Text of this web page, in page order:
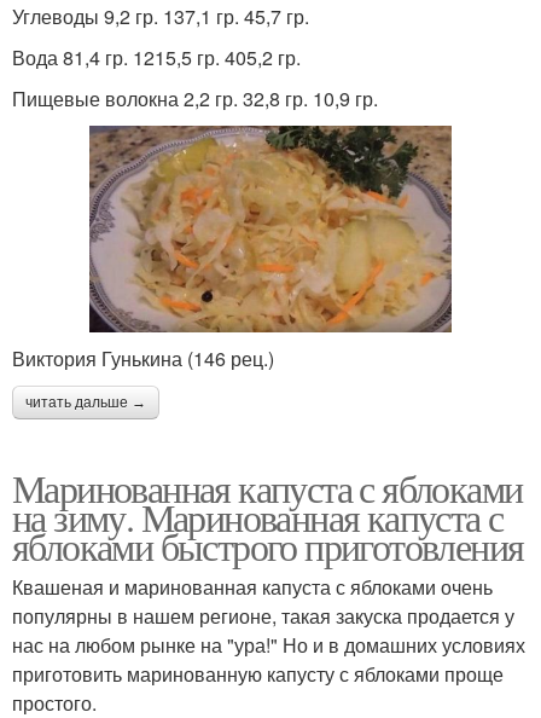
Углеводы 9,2 гр. 137,1 гр. 45,7 гр.
Вода 81,4 гр. 1215,5 гр. 405,2 гр.
Пищевые волокна 2,2 гр. 32,8 гр. 10,9 гр.
Виктория Гунькина (146 рец.)
читать дальше →
Маринованная капуста с яблоками
на зиму. Маринованная капуста с
яблоками быстрого приготовления
Квашеная и маринованная капуста с яблоками очень
популярны в нашем регионе, такая закуска продается у
нас на любом рынке на "ура!" Но и в домашних условиях
приготовить маринованную капусту с яблоками проще
простого.